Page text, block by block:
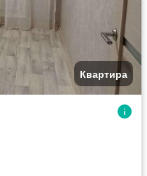
Квартира